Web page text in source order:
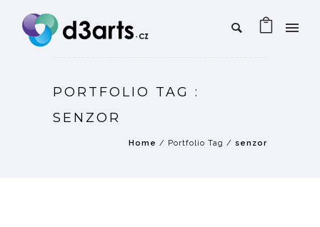
PORTFOLIO TAG :
SENZOR
Home / Portfolio Tag / senzor